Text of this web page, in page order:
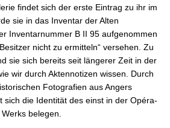
findet sich der erste Eintrag zu ihr im
sie in das Inventar der Alten
Inventarnummer B II 95 aufgenommen
nicht zu ermitteln“ versehen. Zu
sie sich bereits seit längerer Zeit in der
wir durch Aktennotizen wissen. Durch
Fotografien aus Angers
sich die Identität des einst in der Opéra-
belegen.